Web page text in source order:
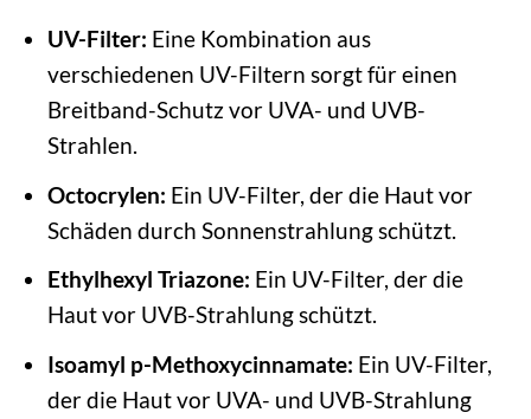
UV-Filter: Eine Kombination aus
verschiedenen UV-Filtern sorgt für einen
Breitband-Schutz vor UVA- und UVB-
Strahlen.
Octocrylen: Ein UV-Filter, der die Haut vor
Schäden durch Sonnenstrahlung schützt.
Ethylhexyl Triazone: Ein UV-Filter, der die
Haut vor UVB-Strahlung schützt.
Isoamyl p-Methoxycinnamate: Ein UV-Filter,
der die Haut vor UVA- und UVB-Strahlung